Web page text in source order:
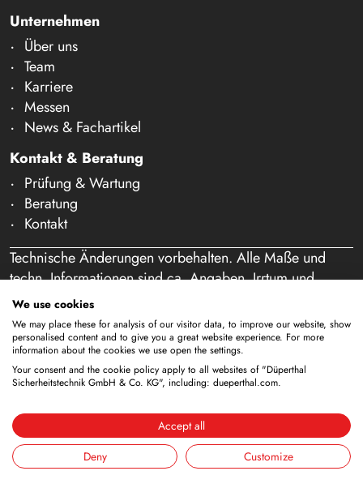
Unternehmen
Über uns
Team
Karriere
Messen
News & Fachartikel
Kontakt & Beratung
Prüfung & Wartung
Beratung
Kontakt
Technische Änderungen vorbehalten. Alle Maße und
techn. Informationen sind ca. Angaben. Irrtum und
Schreibfehler vorbehalten. Unser Angebot richtet sich
ausschließlich an Gewerbetreibende im Sinne des § 14
BGB. Ein Verkauf an Privatpersonen findet nicht statt.
Durch die Nutzung dieser Website und eine etwaige
Bestellung bestätigen Sie, dass Sie als Unternehmer
Impressum Datenschutz AGB
We use cookies
We may place these for analysis of our visitor data, to improve our website, show
personalised content and to give you a great website experience. For more
information about the cookies we use open the settings.
Your consent and the cookie policy apply to all websites of "Düperthal
Sicherheitstechnik GmbH & Co. KG", including: dueperthal.com.
Accept all
Deny
Customize